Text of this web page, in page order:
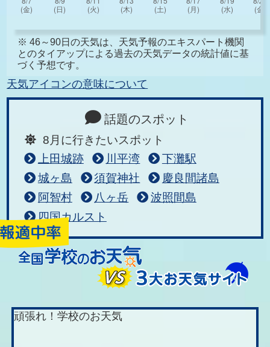
※ 46～90日の天気は、天気予報のエキスパート機関
とのタイアップによる過去の天気データの統計値に基
づく予想です。
天気アイコンの意味について
話題のスポット
8月に行きたいスポット
上田城跡
川平湾
下灘駅
城ヶ島
須賀神社
慶良間諸島
阿智村
八ヶ岳
波照間島
四国カルスト
頑張れ！学校のお天気